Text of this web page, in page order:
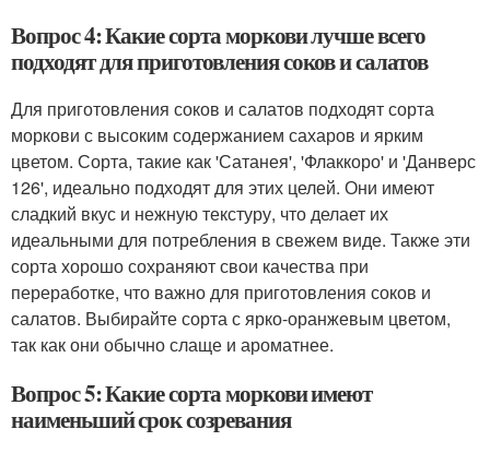
Вопрос 4: Какие сорта моркови лучше всего
подходят для приготовления соков и салатов
Для приготовления соков и салатов подходят сорта
моркови с высоким содержанием сахаров и ярким
цветом. Сорта, такие как 'Сатанея', 'Флаккоро' и 'Данверс
126', идеально подходят для этих целей. Они имеют
сладкий вкус и нежную текстуру, что делает их
идеальными для потребления в свежем виде. Также эти
сорта хорошо сохраняют свои качества при
переработке, что важно для приготовления соков и
салатов. Выбирайте сорта с ярко-оранжевым цветом,
так как они обычно слаще и ароматнее.
Вопрос 5: Какие сорта моркови имеют
наименьший срок созревания